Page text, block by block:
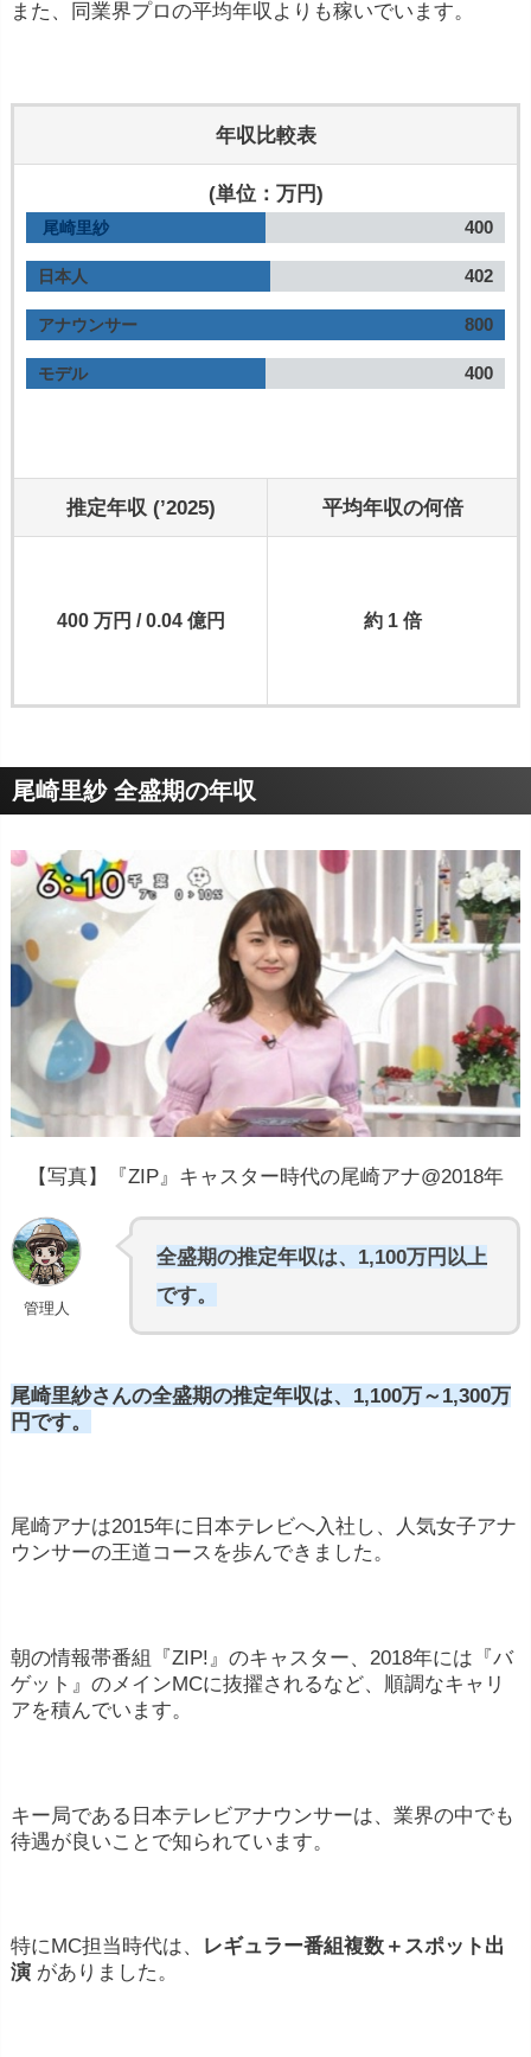
また、同業界プロの平均年収よりも稼いでいます。
年収比較表
(単位：万円)
尾崎里紗 400
日本人 402
アナウンサー 800
モデル 400
推定年収 (’2025) 平均年収の何倍
400 万円 / 0.04 億円 約 1 倍
尾崎里紗 全盛期の年収
【写真】『ZIP』キャスター時代の尾崎アナ@2018年
管理人
全盛期の推定年収は、1,100万円以上
です。
尾崎里紗さんの全盛期の推定年収は、1,100万～1,300万
円です。
尾崎アナは2015年に日本テレビへ入社し、人気女子アナ
ウンサーの王道コースを歩んできました。
朝の情報帯番組『ZIP!』のキャスター、2018年には『バ
ゲット』のメインMCに抜擢されるなど、順調なキャリ
アを積んでいます。
キー局である日本テレビアナウンサーは、業界の中でも
待遇が良いことで知られています。
特にMC担当時代は、 レギュラー番組複数＋スポット出
演 がありました。